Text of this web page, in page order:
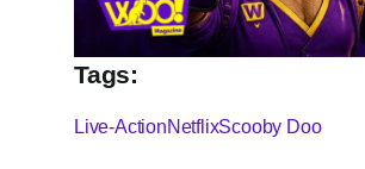
Tags:
Live-ActionNetflixScooby Doo